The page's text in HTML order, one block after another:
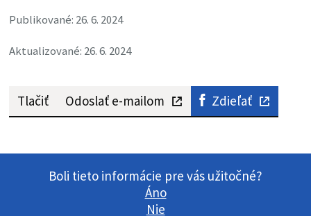
Publikované: 26. 6. 2024
Aktualizované: 26. 6. 2024
Tlačiť Odoslať e-mailom Zdieľať
Boli tieto informácie pre vás užitočné?
Áno
Nie